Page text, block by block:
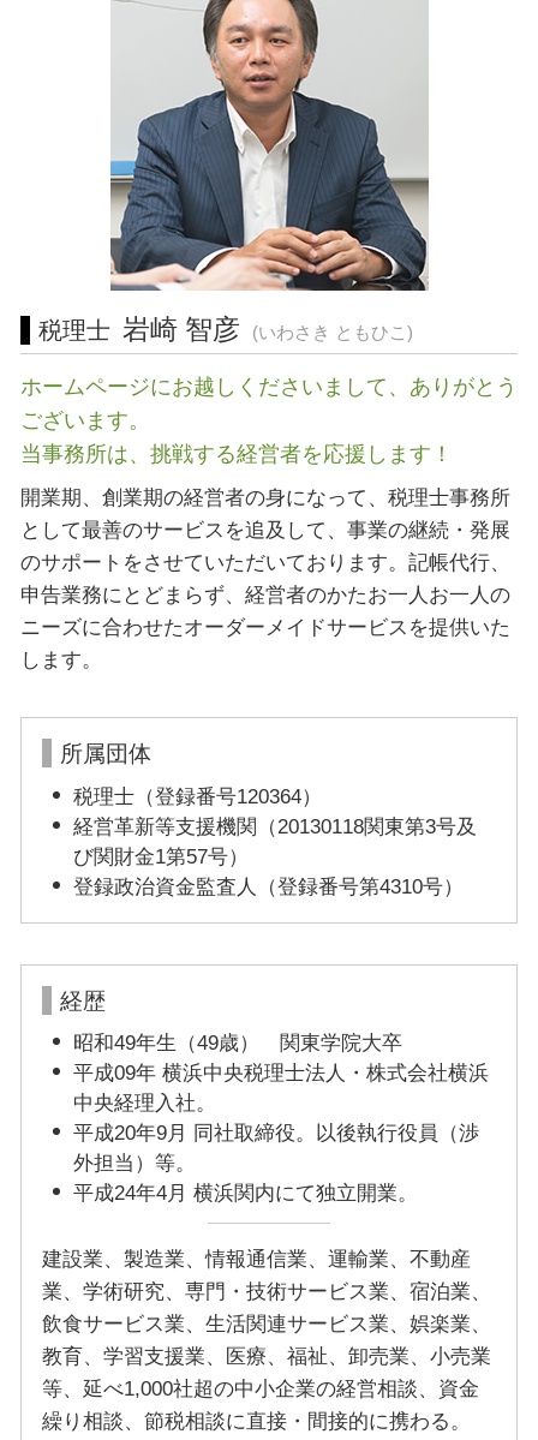
資本 参加
リスクマネジメント 分析 手法
営業 許認可 申請 東京都 税理士
許認可 岐阜県 税理士 相談
起業支援 相模原市 税理士 相談
営業 許認可 申請 岐阜県 相談
経営相談 川崎市 相談
会社設立 藤沢市 税理士
経営相談 川崎市 税理士 相談
税務相談 東京都 税理士
会社設立 横浜市 相談
会社設立 藤沢市 相談
税理士 岩崎 智彦 (いわさき ともひこ)
ホームページにお越しくださいまして、ありがとう
ございます。
当事務所は、挑戦する経営者を応援します！
開業期、創業期の経営者の身になって、税理士事務所
として最善のサービスを追及して、事業の継続・発展
のサポートをさせていただいております。記帳代行、
申告業務にとどまらず、経営者のかたお一人お一人の
ニーズに合わせたオーダーメイドサービスを提供いた
します。
所属団体
税理士（登録番号120364）
経営革新等支援機関（20130118関東第3号及
び関財金1第57号）
登録政治資金監査人（登録番号第4310号）
経歴
昭和49年生（49歳） 関東学院大卒
平成09年 横浜中央税理士法人・株式会社横浜
中央経理入社。
平成20年9月 同社取締役。以後執行役員（渉
外担当）等。
平成24年4月 横浜関内にて独立開業。
建設業、製造業、情報通信業、運輸業、不動産
業、学術研究、専門・技術サービス業、宿泊業、
飲食サービス業、生活関連サービス業、娯楽業、
教育、学習支援業、医療、福祉、卸売業、小売業
等、延べ1,000社超の中小企業の経営相談、資金
繰り相談、節税相談に直接・間接的に携わる。